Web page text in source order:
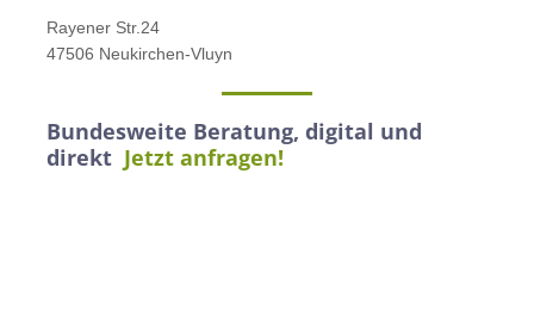
Rayener Str.24
47506 Neukirchen-Vluyn
Bundesweite Beratung, digital und
direkt Jetzt anfragen!